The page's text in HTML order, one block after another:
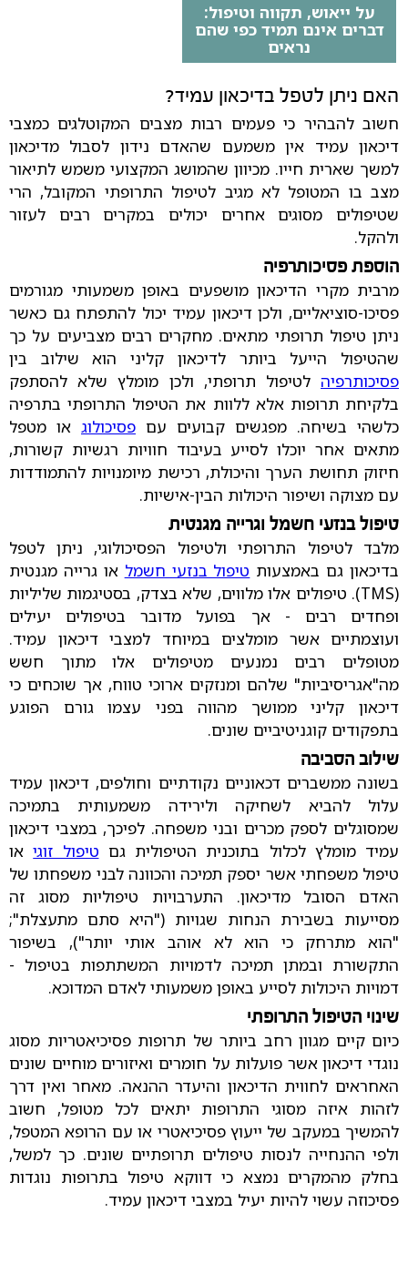
על ייאוש, תקווה וטיפול:
דברים אינם תמיד כפי שהם
נראים
האם ניתן לטפל בדיכאון עמיד?
חשוב להבהיר כי פעמים רבות מצבים המקוטלגים כמצבי
דיכאון עמיד אין משמעם שהאדם נידון לסבול מדיכאון
למשך שארית חייו. מכיוון שהמושג המקצועי משמש לתיאור
מצב בו המטופל לא מגיב לטיפול התרופתי המקובל, הרי
שטיפולים מסוגים אחרים יכולים במקרים רבים לעזור
ולהקל.
הוספת פסיכותרפיה
מרבית מקרי הדיכאון מושפעים באופן משמעותי מגורמים
פסיכו-סוציאליים, ולכן דיכאון עמיד יכול להתפתח גם כאשר
ניתן טיפול תרופתי מתאים. מחקרים רבים מצביעים על כך
שהטיפול הייעל ביותר לדיכאון קליני הוא שילוב בין
פסיכותרפיה לטיפול תרופתי, ולכן מומלץ שלא להסתפק
בלקיחת תרופות אלא ללוות את הטיפול התרופתי בתרפיה
כלשהי בשיחה. מפגשים קבועים עם פסיכולוג או מטפל
מתאים אחר יוכלו לסייע בעיבוד חוויות רגשיות קשורות,
חיזוק תחושת הערך והיכולת, רכישת מיומנויות להתמודדות
עם מצוקה ושיפור היכולות הבין-אישיות.
טיפול בנזעי חשמל וגרייה מגנטית
מלבד לטיפול התרופתי ולטיפול הפסיכולוגי, ניתן לטפל
בדיכאון גם באמצעות טיפול בנזעי חשמל או גרייה מגנטית
(TMS). טיפולים אלו מלווים, שלא בצדק, בסטיגמות שליליות
ופחדים רבים - אך בפועל מדובר בטיפולים יעילים
ועוצמתיים אשר מומלצים במיוחד למצבי דיכאון עמיד.
מטופלים רבים נמנעים מטיפולים אלו מתוך חשש
מה"אגריסיביות" שלהם ומנזקים ארוכי טווח, אך שוכחים כי
דיכאון קליני ממושך מהווה בפני עצמו גורם הפוגע
בתפקודים קוגניטיביים שונים.
שילוב הסביבה
בשונה ממשברים דכאוניים נקודתיים וחולפים, דיכאון עמיד
עלול להביא לשחיקה ולירידה משמעותית בתמיכה
שמסוגלים לספק מכרים ובני משפחה. לפיכך, במצבי דיכאון
עמיד מומלץ לכלול בתוכנית הטיפולית גם טיפול זוגיאו
טיפול משפחתי אשר יספק תמיכה והכוונה לבני משפחתו של
האדם הסובל מדיכאון. התערבויות טיפוליות מסוג זה
מסייעות בשבירת הנחות שגויות ("היא סתם מתעצלת";
"הוא מתרחק כי הוא לא אוהב אותי יותר"), בשיפור
התקשורת ובמתן תמיכה לדמויות המשתתפות בטיפול -
דמויות היכולות לסייע באופן משמעותי לאדם המדוכא.
שינוי הטיפול התרופתי
כיום קיים מגוון רחב ביותר של תרופות פסיכיאטריות מסוג
נוגדי דיכאון אשר פועלות על חומרים ואיזורים מוחיים שונים
האחראים לחווית הדיכאון והיעדר ההנאה. מאחר ואין דרך
לזהות איזה מסוגי התרופות יתאים לכל מטופל, חשוב
להמשיך במעקב של ייעוץ פסיכיאטרי או עם הרופא המטפל,
ולפי ההנחייה לנסות טיפולים תרופתיים שונים. כך למשל,
בחלק מהמקרים נמצא כי דווקא טיפול בתרופות נוגדות
פסיכוזה עשוי להיות יעיל במצבי דיכאון עמיד.